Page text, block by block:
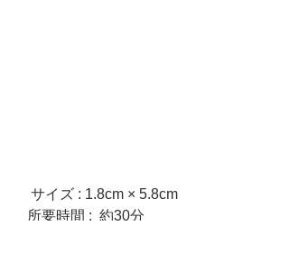
サイズ : 1.8cm × 5.8cm
   所要時間 :  約30分